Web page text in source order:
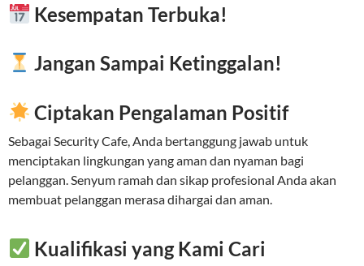
Kesempatan Terbuka!
Jangan Sampai Ketinggalan!
Ciptakan Pengalaman Positif
Sebagai Security Cafe, Anda bertanggung jawab untuk
menciptakan lingkungan yang aman dan nyaman bagi
pelanggan. Senyum ramah dan sikap profesional Anda akan
membuat pelanggan merasa dihargai dan aman.
Kualifikasi yang Kami Cari